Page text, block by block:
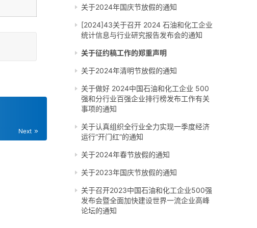
Next
关于2024年国庆节放假的通知
[2024]43关于召开 2024 石油和化工企业
统计信息与行业研究报告发布会的通知
关于征约稿工作的郑重声明
关于2024年清明节放假的通知
关于做好 2024中国石油和化工企业 500
强和分行业百强企业排行榜发布工作有关
事项的通知
关于认真组织全行业全力实现一季度经济
运行“开门红”的通知
关于2024年春节放假的通知
关于2023年国庆节放假的通知
关于召开2023中国石油和化工企业500强
发布会暨全面加快建设世界一流企业高峰
论坛的通知